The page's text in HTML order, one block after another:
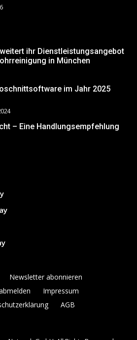
ihr Dienstleistungsangebot
in München
im Jahr 2025
– Eine Handlungsempfehlung
Newsletter abonnieren
Impressum
AGB